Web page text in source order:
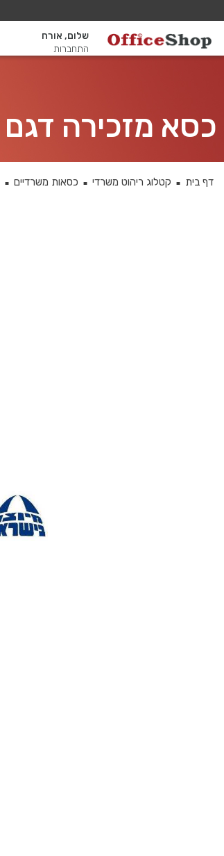
שלום, אורח
התחברות
כסא מזכירה דגם Galya פרימיום + ידיות מתכווננות
דף בית ■ קטלוג ריהוט משרדי ■ כסאות משרדיים ■